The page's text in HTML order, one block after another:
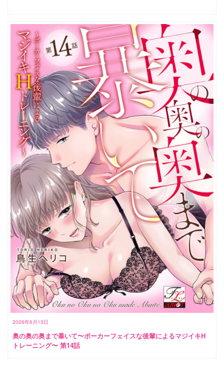
2026年6月13日
奥の奥の奥まで暴いて〜ポーカーフェイスな後輩によるマジイキH
トレーニング〜 第14話